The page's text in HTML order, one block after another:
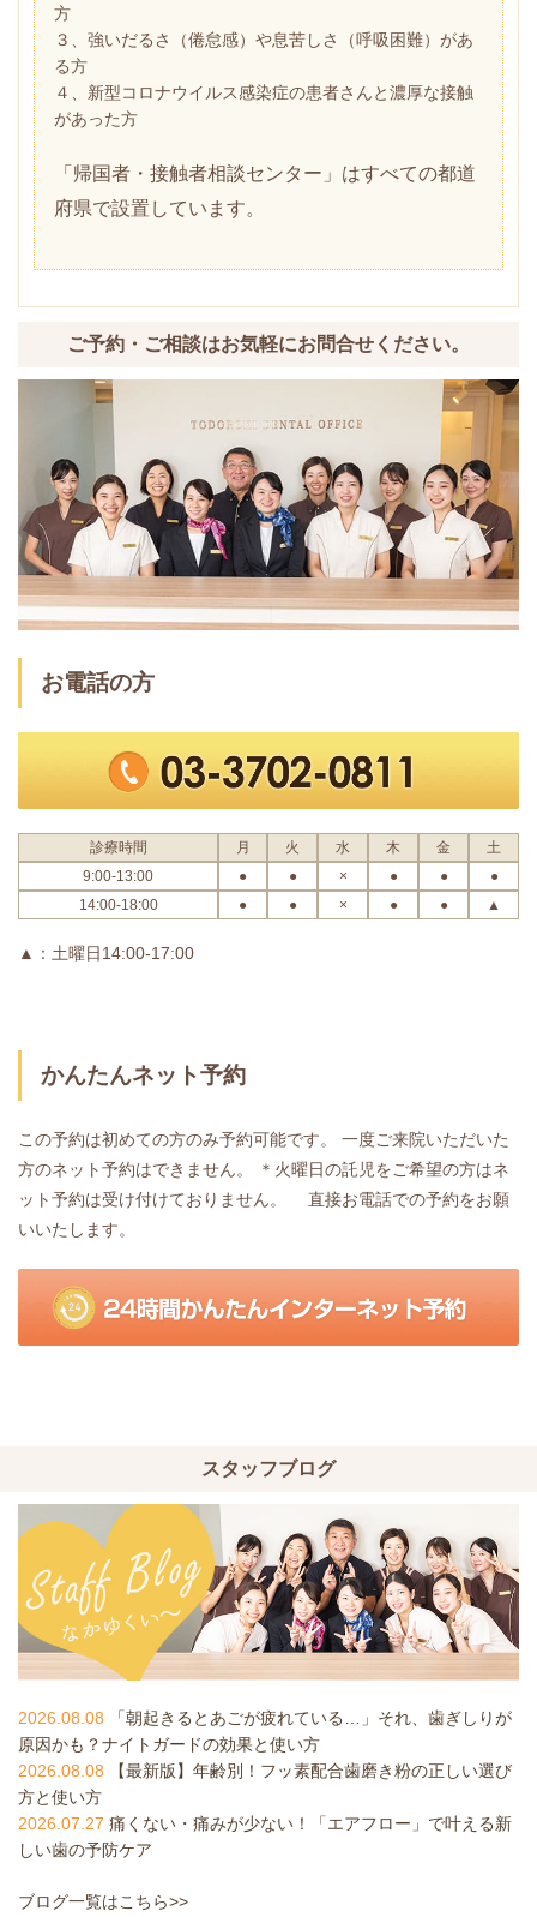
方
３、強いだるさ（倦怠感）や息苦しさ（呼吸困難）があ
る方
４、新型コロナウイルス感染症の患者さんと濃厚な接触
があった方
「帰国者・接触者相談センター」はすべての都道
府県で設置しています。
ご予約・ご相談はお気軽にお問合せください。
お電話の方
診療時間 月 火 水 木 金
土
9:00-13:00
● ● × ● ●
●
14:00-18:00
● ● × ● ● ▲
▲：土曜日14:00-17:00
かんたんネット予約
この予約は初めての方のみ予約可能です。 一度ご来院いただいた
方のネット予約はできません。
＊火曜日の託児をご希望の方はネ
ット予約は受け付けておりません。 直接お電話での予約をお願
いいたします。
スタッフブログ
2026.08.08
「朝起きるとあごが疲れている…」それ、歯ぎしりが
原因かも？ナイトガードの効果と使い方
2026.08.08
【最新版】年齢別！フッ素配合歯磨き粉の正しい選び
方と使い方
2026.07.27 痛くない・痛みが少ない！「エアフロー」で叶える新
しい歯の予防ケア
ブログ一覧はこちら>>